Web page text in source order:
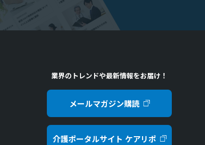
業界のトレンドや最新情報をお届け！
メールマガジン購読
介護ポータルサイト ケアリポ